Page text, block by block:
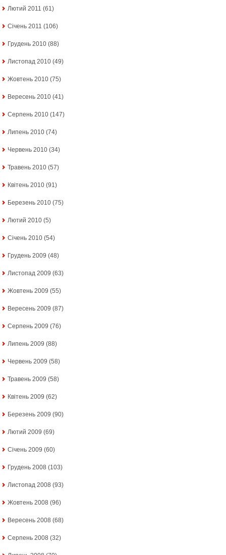
Лютий 2011 (61)
Січень 2011 (106)
Грудень 2010 (88)
Листопад 2010 (49)
Жовтень 2010 (75)
Вересень 2010 (41)
Серпень 2010 (147)
Липень 2010 (74)
Червень 2010 (34)
Травень 2010 (57)
Квітень 2010 (91)
Березень 2010 (75)
Лютий 2010 (5)
Січень 2010 (54)
Грудень 2009 (48)
Листопад 2009 (63)
Жовтень 2009 (55)
Вересень 2009 (87)
Серпень 2009 (76)
Липень 2009 (88)
Червень 2009 (58)
Травень 2009 (58)
Квітень 2009 (62)
Березень 2009 (90)
Лютий 2009 (69)
Січень 2009 (60)
Грудень 2008 (103)
Листопад 2008 (93)
Жовтень 2008 (96)
Вересень 2008 (68)
Серпень 2008 (32)